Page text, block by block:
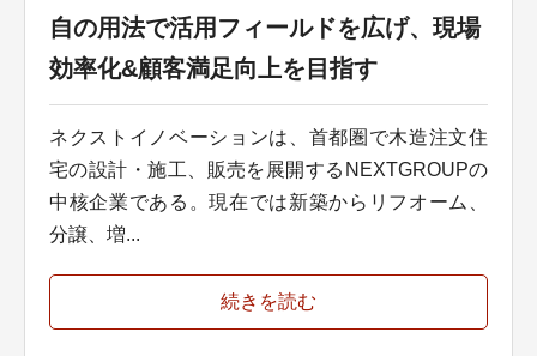
自の用法で活用フィールドを広げ、現場
効率化&顧客満足向上を目指す
ネクストイノベーションは、首都圏で木造注文住
宅の設計・施工、販売を展開するNEXTGROUPの
中核企業である。現在では新築からリフオーム、
分譲、増...
続きを読む